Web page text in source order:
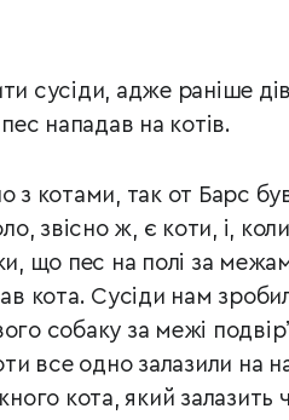
сусіди, адже раніше
нападав на котів.
з котами, так от Барс
звісно ж, є коти, і,
що пес на полі за
кота. Сусіди нам
собаку за межі
все одно залазили на
кота, який залазить